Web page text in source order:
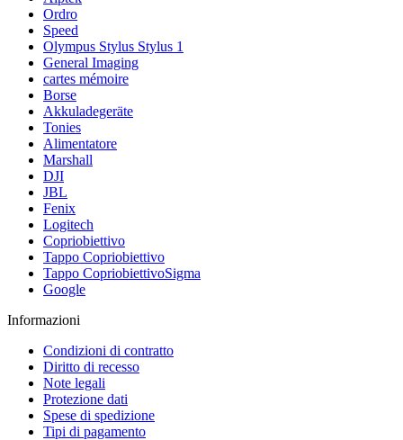
Ordro
Speed
Olympus Stylus Stylus 1
General Imaging
cartes mémoire
Borse
Akkuladegeräte
Tonies
Alimentatore
Marshall
DJI
JBL
Fenix
Logitech
Copriobiettivo
Tappo Copriobiettivo
Tappo CopriobiettivoSigma
Google
Informazioni
Condizioni di contratto
Diritto di recesso
Note legali
Protezione dati
Spese di spedizione
Tipi di pagamento